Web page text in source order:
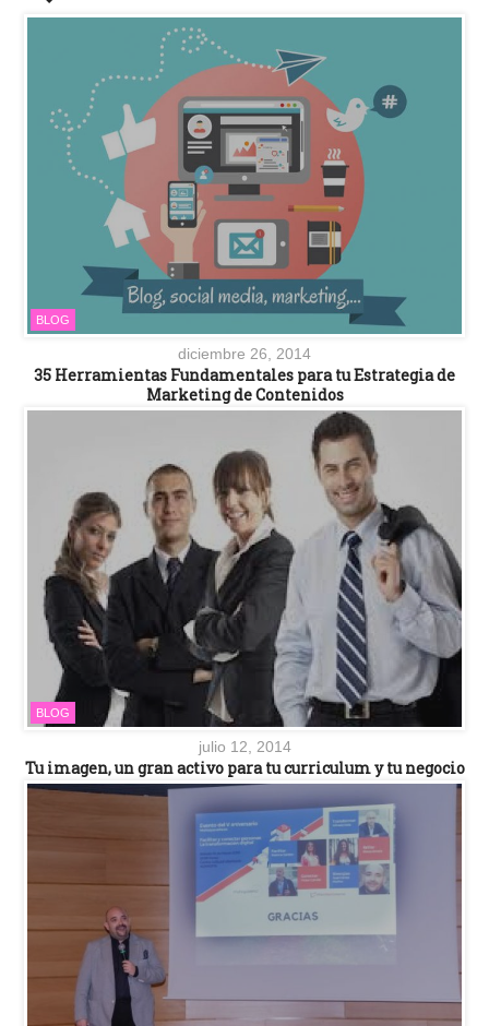
BLOG
diciembre 26, 2014
35 Herramientas Fundamentales para tu Estrategia de
Marketing de Contenidos
BLOG
julio 12, 2014
Tu imagen, un gran activo para tu curriculum y tu negocio